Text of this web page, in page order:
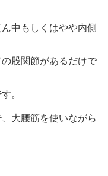
中もしくはやや内側
股関節があるだけで
。
大腰筋を使いながら